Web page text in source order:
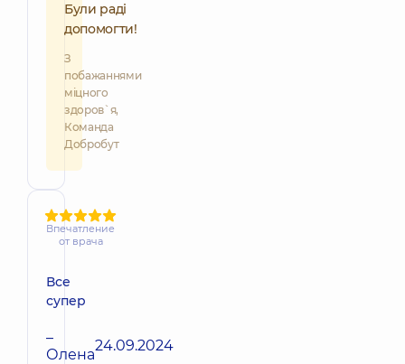
Були раді
допомогти!
З
побажаннями
міцного
здоров`я,
Команда
Добробут
Впечатление
от врача
Все
супер
–
Олена24.09.2024